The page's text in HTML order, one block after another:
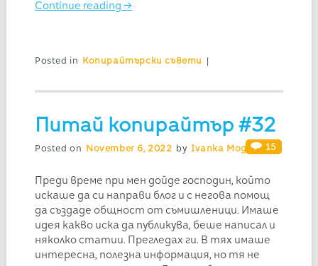
Continue reading →
Posted in Копирайтърски съвети |
Питай копирайтър #32
Posted on November 6, 2022 by Ivanka Mogilska15
Преди време при мен дойде господин, който
искаше да си направи блог и с негова помощ
да създаде общност от съмишленици. Имаше
идея какво иска да публикува, беше написал и
няколко статии. Прегледах ги. В тях имаше
интересна, полезна информация, но тя не